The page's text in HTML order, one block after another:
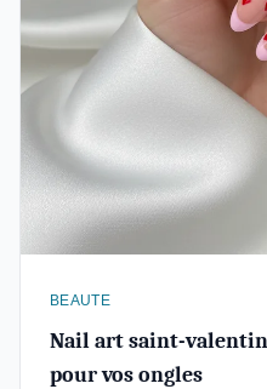
BEAUTE
Nail art saint-
pour vos ongles